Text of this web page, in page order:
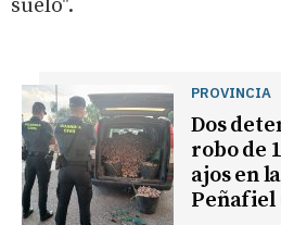
suelo".
PROVINCIA
Dos
robo de
ajos en
Peñafiel